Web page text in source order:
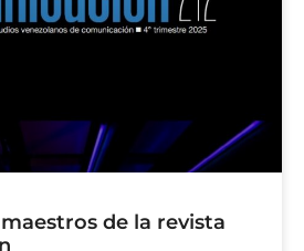
de la revista